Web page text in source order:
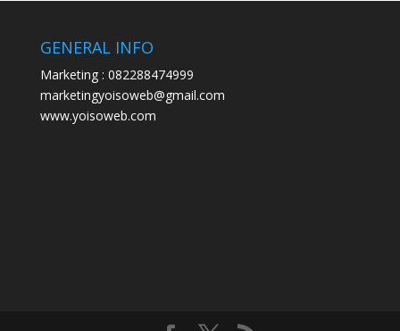
GENERAL INFO
Marketing : 082288474999
marketingyoisoweb@gmail.com
www.yoisoweb.com